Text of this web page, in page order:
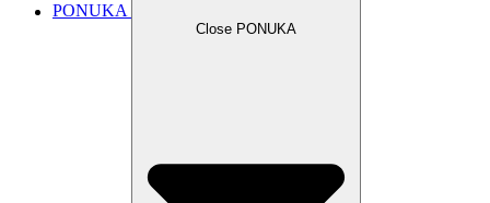
PONUKA
Close PONUKA